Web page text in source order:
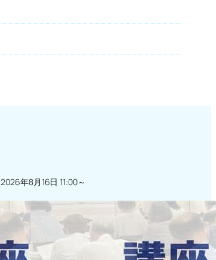
2026年8月16日 11:00～